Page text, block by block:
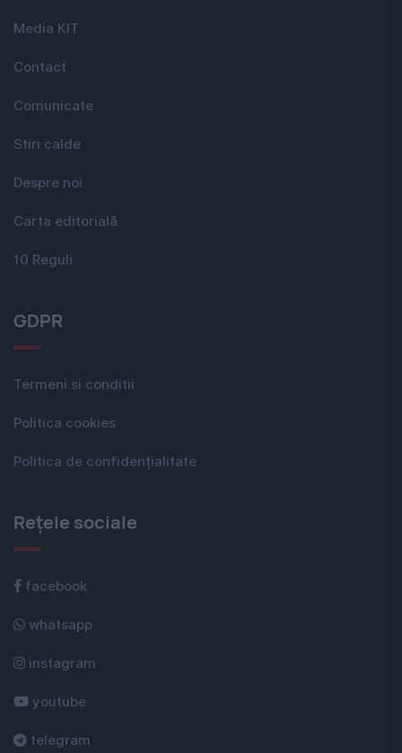
Media KIT
Contact
Comunicate
Stiri calde
Despre noi
Carta editorială
10 Reguli
GDPR
Termeni si conditii
Politica cookies
Politica de confidențialitate
Rețele sociale
facebook
whatsapp
instagram
youtube
telegram